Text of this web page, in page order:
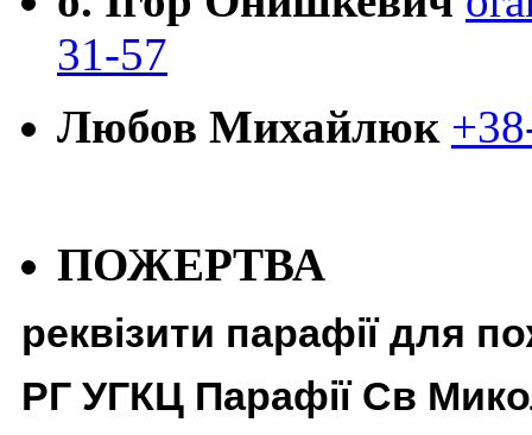
31-57
Любов Михайлюк
ПОЖЕРТВА
реквізити парафії для
РГ УГКЦ Парафії Св